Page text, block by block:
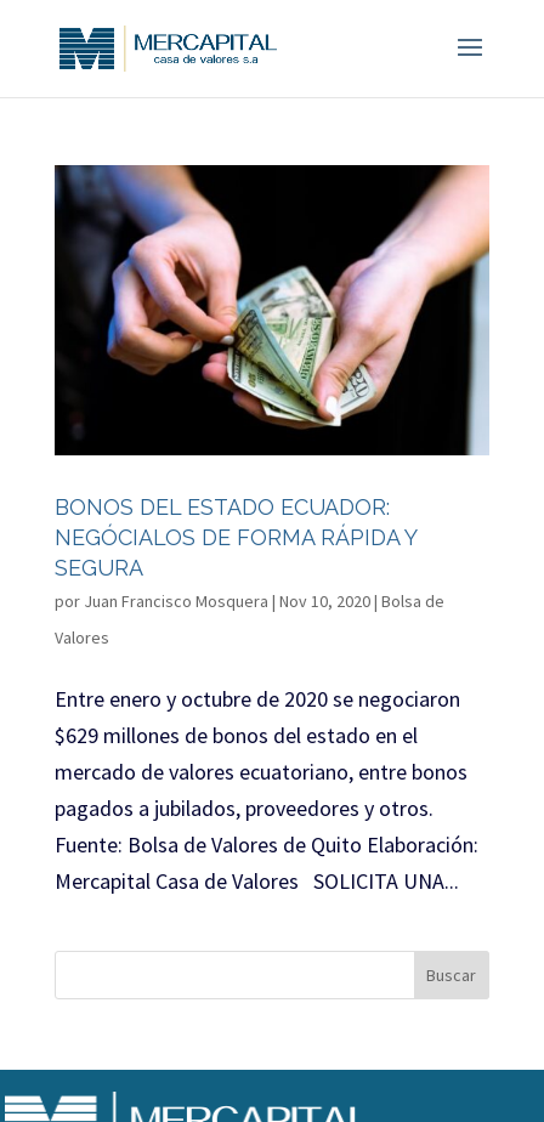
BONOS DEL ESTADO ECUADOR:
NEGÓCIALOS DE FORMA RÁPIDA Y
SEGURA
por Juan Francisco Mosquera | Nov 10, 2020| Bolsa de
Valores
Entre enero y octubre de 2020 se negociaron
$629 millones de bonos del estado en el
mercado de valores ecuatoriano, entre bonos
pagados a jubilados, proveedores y otros.
Fuente: Bolsa de Valores de Quito Elaboración:
Mercapital Casa de Valores SOLICITA UNA...
Buscar